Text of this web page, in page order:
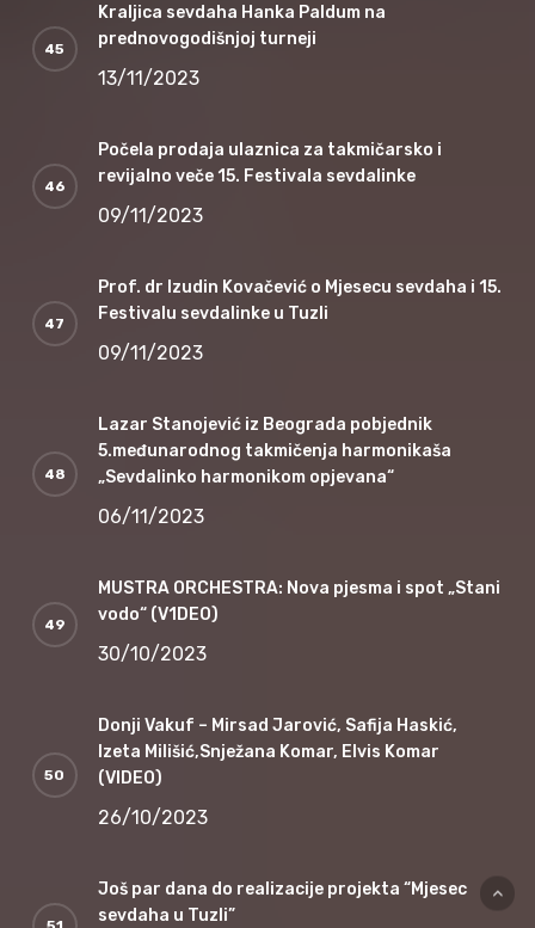
Kraljica sevdaha Hanka Paldum na
prednovogodišnjoj turneji
13/11/2023
Počela prodaja ulaznica za takmičarsko i
revijalno veče 15. Festivala sevdalinke
09/11/2023
Prof. dr Izudin Kovačević o Mjesecu sevdaha i 15.
Festivalu sevdalinke u Tuzli
09/11/2023
Lazar Stanojević iz Beograda pobjednik
5.međunarodnog takmičenja harmonikaša
„Sevdalinko harmonikom opjevana“
06/11/2023
MUSTRA ORCHESTRA: Nova pjesma i spot „Stani
vodo“ (V1DEO)
30/10/2023
Donji Vakuf – Mirsad Jarović, Safija Haskić,
Izeta Milišić,Snježana Komar, Elvis Komar
(VIDEO)
26/10/2023
Još par dana do realizacije projekta “Mjesec
sevdaha u Tuzli”